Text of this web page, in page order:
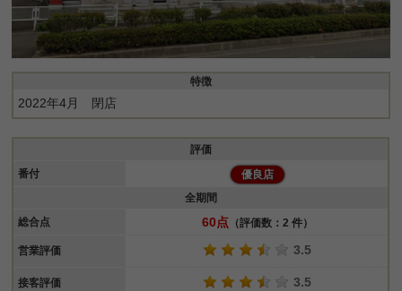
特徴
2022年4月 閉店
評価
番付
優良店
全期間
総合点
60点 （評価数：2 件）
営業評価 3.5
接客評価 3.5